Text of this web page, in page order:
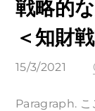
戦略的
＜知財
15/3/2021
Paragraph. こ